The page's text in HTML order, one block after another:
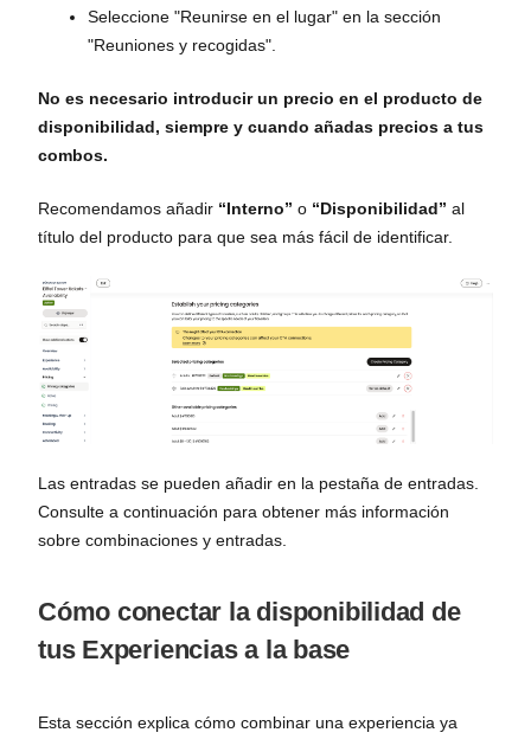
Seleccione "Reunirse en el lugar" en la sección
"Reuniones y recogidas".
No es necesario introducir un precio en el producto de
disponibilidad, siempre y cuando añadas precios a tus
combos.
Recomendamos añadir “Interno” o “Disponibilidad” al
título del producto para que sea más fácil de identificar.
Las entradas se pueden añadir en la pestaña de entradas.
Consulte a continuación para obtener más información
sobre combinaciones y entradas.
Cómo conectar la disponibilidad de
tus Experiencias a la base
Esta sección explica cómo combinar una experiencia ya